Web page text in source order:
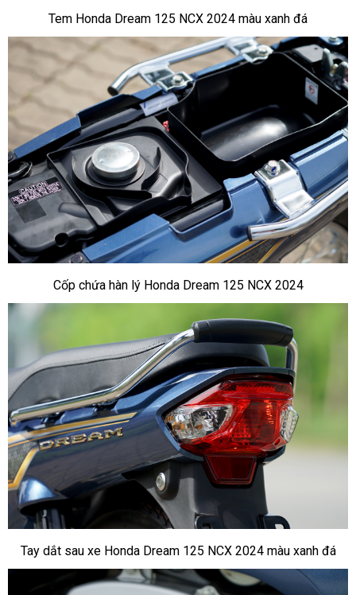
Tem Honda Dream 125 NCX 2024 màu xanh đá
Cốp chứa hàn lý Honda Dream 125 NCX 2024
Tay dắt sau xe Honda Dream 125 NCX 2024 màu xanh đá